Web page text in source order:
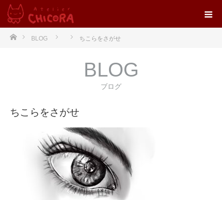
ホームBLOG ちこらをさがせ
BLOG
ブログ
ちこらをさがせ